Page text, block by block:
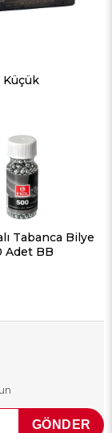
Küçük
Tabanca Bilye
Adet BB
GÖNDER